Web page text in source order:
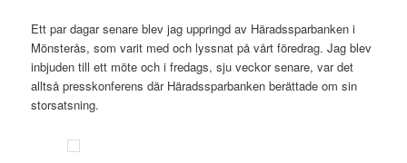
Ett par dagar senare blev jag uppringd av Häradssparbanken i
Mönsterås, som varit med och lyssnat på vårt föredrag. Jag blev
inbjuden till ett möte och i fredags, sju veckor senare, var det
alltså presskonferens där Häradssparbanken berättade om sin
storsatsning.